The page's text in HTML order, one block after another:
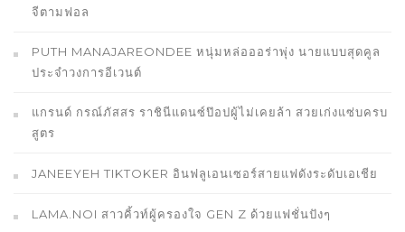
จีตามฟอล
PUTH MANAJAREONDEE หนุ่มหล่อออร่าพุ่ง นายแบบสุดคูล
ประจำวงการอีเวนต์
แกรนด์ กรณ์ภัสสร ราชินีแดนซ์ป๊อปผู้ไม่เคยล้า สวยเก่งแซ่บครบ
สูตร
JANEEYEH TIKTOKER อินฟลูเอนเซอร์สายแฟดังระดับเอเชีย
LAMA.NOI สาวคิ้วท์ผู้ครองใจ GEN Z ด้วยแฟชั่นปังๆ